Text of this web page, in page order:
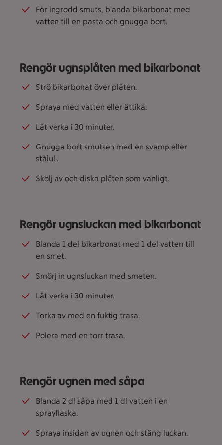
För ingrodd smuts, blanda bikarbonat med
vatten till en pasta och gnugga bort.
Rengör ugnsplåten med bikarbonat
Strö bikarbonat över plåten.
Spraya med vatten eller ättika.
Låt verka i 30 minuter.
Gnugga bort smutsen med en svamp eller
stålull.
Skölj av och diska plåten som vanligt.
Rengör ugnsluckan med bikarbonat
Blanda 1 del bikarbonat med 1 del vatten till
en smet.
Smörj in ugnsluckan med smeten.
Låt verka i 30 minuter.
Torka av med en fuktig trasa.
Polera med en torr trasa.
Rengör ugnen med såpa
Blanda 2 dl såpa med 1 dl vatten i en
sprayflaska.
Spraya insidan av ugnen och stäng luckan.